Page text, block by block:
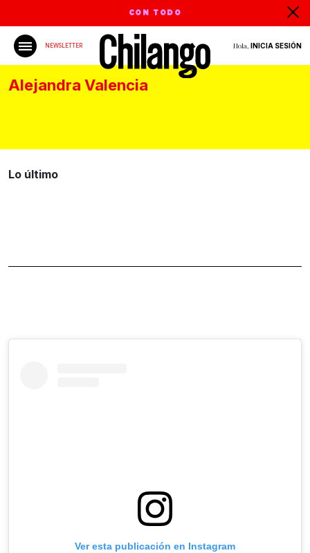
CON TODO
NEWSLETTER Hola, INICIA SESIÓN
Alejandra Valencia
Lo último
Ver esta publicación en Instagram